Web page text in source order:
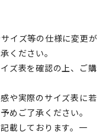
イズ等の仕様に変更が
ください。
ズ表を確認の上、ご購
や実際のサイズ表に若
めご了承ください。
載しております。一